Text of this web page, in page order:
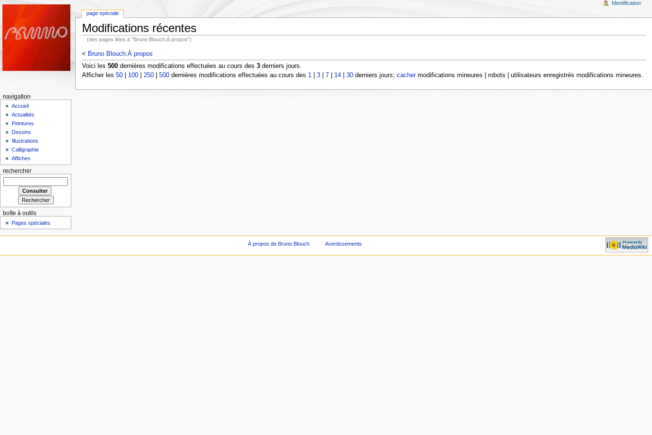
Modifications récentes
(des pages liées à "Bruno Blouch:À propos")
< Bruno Blouch:À propos
Voici les 500dernières modifications effectuées au cours des 3derniers jours.
Afficher les 50| 100| 250| 500dernières modifications effectuées au cours des 1| 3| 7| 14| 30derniers jours; cachermodifications mineures | robots | utilisateurs enregistrés modifications mineures.
page spéciale
Identification
navigation
Accueil
Actualités
Peintures
Dessins
Illustrations
Calligraphie
Affiches
rechercher
boîte à outils
Pages spéciales
À propos de Bruno Blouch Avertissements